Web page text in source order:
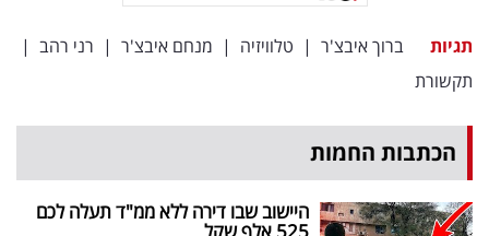
תגיות ברוך איבצ'ר | טלוויזיה | מנחם איבצ'ר | רני רהב |
תקשורת
הכתבות החמות
היישוב שבו דירה ללא ממ"ד תעלה לכם
525 אלף שקל